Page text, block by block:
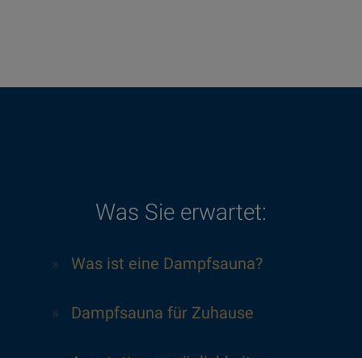
Was Sie erwartet:
» Was ist eine Dampfsauna?
» Dampfsauna für Zuhause